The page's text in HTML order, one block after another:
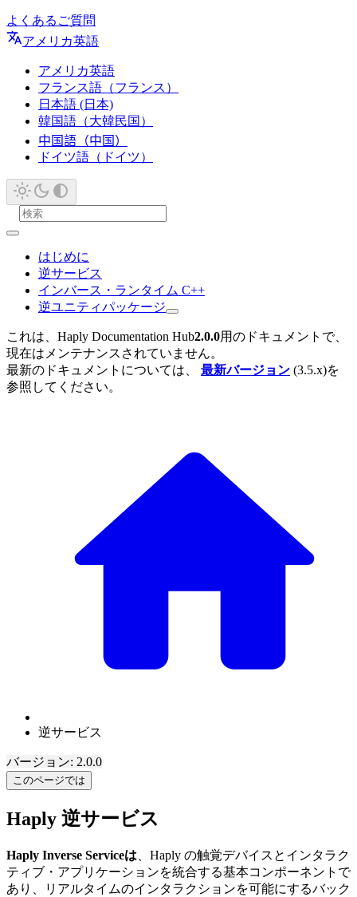
よくあるご質問
アメリカ英語
アメリカ英語
フランス語（フランス）
日本語 (日本)
韓国語（大韓民国）
中国語（中国）
ドイツ語（ドイツ）
はじめに
逆サービス
インバース・ランタイム C++
逆ユニティパッケージ
これは、Haply Documentation Hub2.0.0用のドキュメントで、
現在はメンテナンスされていません。
最新のドキュメントについては、 最新バージョン (3.5.x)を
参照してください。
逆サービス
バージョン: 2.0.0
このページでは
Haply 逆サービス
Haply Inverse Serviceは 、Haply の触覚デバイスとインタラク
ティブ・アプリケーションを統合する基本コンポーネントで
あり、リアルタイムのインタラクションを可能にするバック